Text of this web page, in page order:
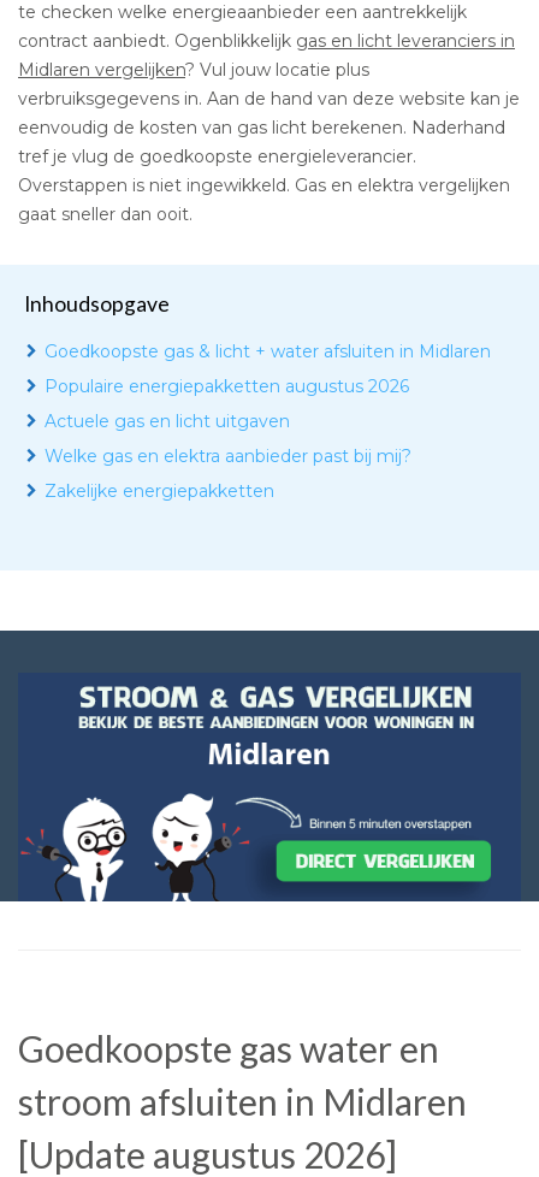
te checken welke energieaanbieder een aantrekkelijk
contract aanbiedt. Ogenblikkelijk gas en licht leveranciers in
Midlaren vergelijken? Vul jouw locatie plus
verbruiksgegevens in. Aan de hand van deze website kan je
eenvoudig de kosten van gas licht berekenen. Naderhand
tref je vlug de goedkoopste energieleverancier.
Overstappen is niet ingewikkeld. Gas en elektra vergelijken
gaat sneller dan ooit.
Inhoudsopgave
Goedkoopste gas & licht + water afsluiten in Midlaren
Populaire energiepakketten augustus 2026
Actuele gas en licht uitgaven
Welke gas en elektra aanbieder past bij mij?
Zakelijke energiepakketten
Goedkoopste gas water en
stroom afsluiten in Midlaren
[Update augustus 2026]